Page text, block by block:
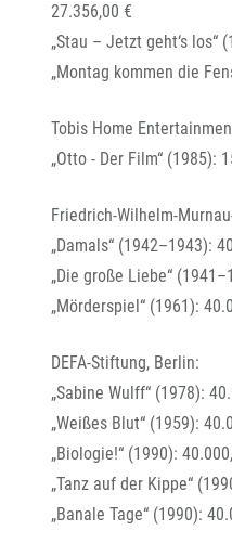
27.356,00 €
„Stau – Jetzt geht‘s los“
„Montag kommen die
Tobis Home
„Otto - Der Film“ (1985):
Friedrich-Wilhelm-
„Damals“ (1942–1943):
„Die große Liebe“
„Mörderspiel“ (1961):
DEFA-Stiftung, Berlin:
„Sabine Wulff“ (1978):
„Weißes Blut“ (1959):
„Biologie!“ (1990):
„Tanz auf der Kippe“
„Banale Tage“ (1990):